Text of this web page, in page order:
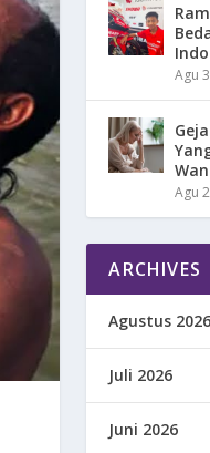
Agu
Agu
ARCHIVES
Agustus 2026
Juli 2026
Juni 2026